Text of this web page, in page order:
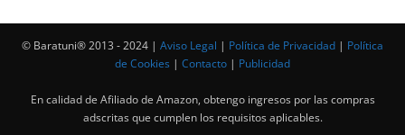
© Baratuni®‎ 2013 - 2024 | Aviso Legal | Política de Privacidad | Política
de Cookies | Contacto | Publicidad
En calidad de Afiliado de Amazon, obtengo ingresos por las compras
adscritas que cumplen los requisitos aplicables.